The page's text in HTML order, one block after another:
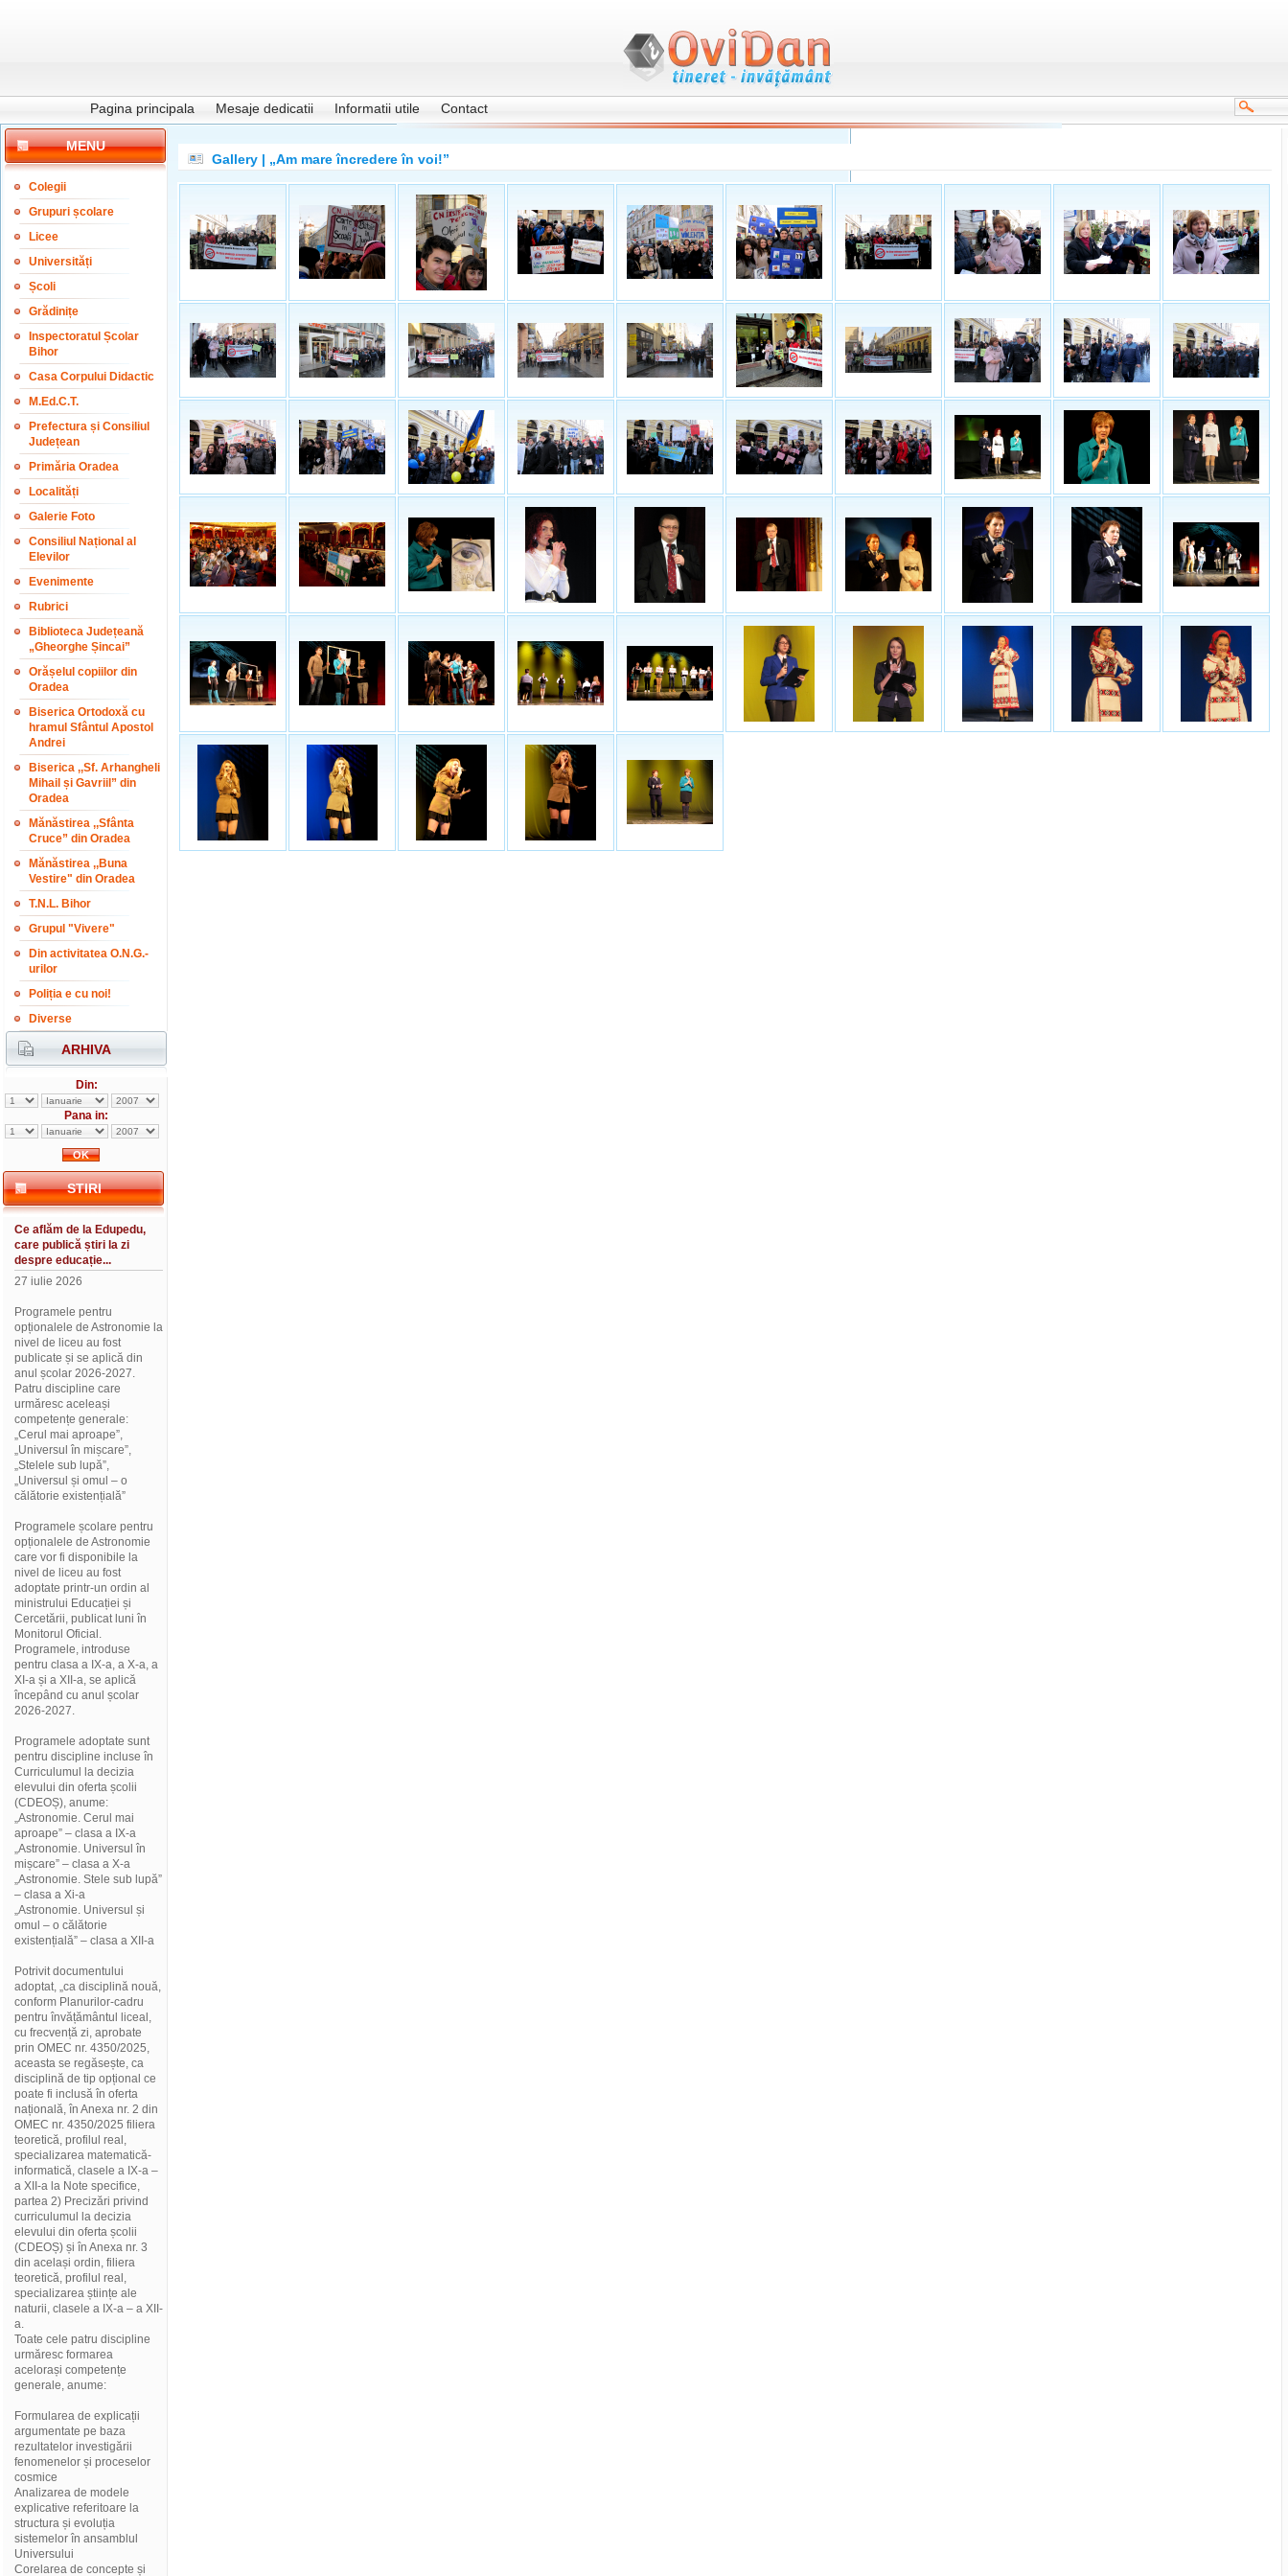
Pagina principala Mesaje dedicatii Informatii utile Contact
MENU
Colegii
Grupuri școlare
Licee
Universități
Școli
Grădinițe
Inspectoratul Școlar
Bihor
Casa Corpului Didactic
M.Ed.C.T.
Prefectura și Consiliul
Județean
Primăria Oradea
Localități
Galerie Foto
Consiliul Național al
Elevilor
Evenimente
Rubrici
Biblioteca Județeană
„Gheorghe Șincai”
Orășelul copiilor din
Oradea
Biserica Ortodoxă cu
hramul Sfântul Apostol
Andrei
Biserica ,,Sf. Arhangheli
Mihail și Gavriil” din
Oradea
Mănăstirea ,,Sfânta
Cruce” din Oradea
Mănăstirea ,,Buna
Vestire" din Oradea
T.N.L. Bihor
Grupul "Vivere"
Din activitatea O.N.G.-
urilor
Poliția e cu noi!
Diverse
ARHIVA
Din:
Pana in:
STIRI
Ce aflăm de la Edupedu,
care publică știri la zi
despre educație...
27 iulie 2026
Programele pentru
opționalele de Astronomie la
nivel de liceu au fost
publicate și se aplică din
anul școlar 2026-2027.
Patru discipline care
urmăresc aceleași
competențe generale:
„Cerul mai aproape”,
„Universul în mișcare”,
„Stelele sub lupă”,
„Universul și omul – o
călătorie existențială”
Programele școlare pentru
opționalele de Astronomie
care vor fi disponibile la
nivel de liceu au fost
adoptate printr-un ordin al
ministrului Educației și
Cercetării, publicat luni în
Monitorul Oficial.
Programele, introduse
pentru clasa a IX-a, a X-a, a
XI-a și a XII-a, se aplică
începând cu anul școlar
2026-2027.
Programele adoptate sunt
pentru discipline incluse în
Curriculumul la decizia
elevului din oferta școlii
(CDEOȘ), anume:
„Astronomie. Cerul mai
aproape” – clasa a IX-a
„Astronomie. Universul în
mișcare” – clasa a X-a
„Astronomie. Stele sub lupă”
– clasa a Xi-a
„Astronomie. Universul și
omul – o călătorie
existențială” – clasa a XII-a
Potrivit documentului
adoptat, „ca disciplină nouă,
conform Planurilor-cadru
pentru învățământul liceal,
cu frecvență zi, aprobate
prin OMEC nr. 4350/2025,
aceasta se regăsește, ca
disciplină de tip opțional ce
poate fi inclusă în oferta
națională, în Anexa nr. 2 din
OMEC nr. 4350/2025 filiera
teoretică, profilul real,
specializarea matematică-
informatică, clasele a IX-a –
a XII-a la Note specifice,
partea 2) Precizări privind
curriculumul la decizia
elevului din oferta școlii
(CDEOȘ) și în Anexa nr. 3
din același ordin, filiera
teoretică, profilul real,
specializarea științe ale
naturii, clasele a IX-a – a XII-
a.
Toate cele patru discipline
urmăresc formarea
acelorași competențe
generale, anume:
Formularea de explicații
argumentate pe baza
rezultatelor investigării
fenomenelor și proceselor
cosmice
Analizarea de modele
explicative referitoare la
structura și evoluția
sistemelor în ansamblul
Universului
Corelarea de concepte și
Gallery | „Am mare încredere în voi!”